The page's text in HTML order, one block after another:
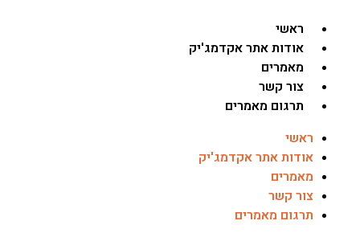
ראשי
אודות אתר אקדמג'יק
מאמרים
צור קשר
תרגום מאמרים
אודות אתר אקדמג'יק
מאמרים
צור קשר
תרגום מאמרים